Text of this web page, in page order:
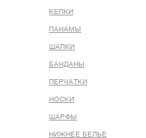
КЕПКИ
ПАНАМЫ
ШАПКИ
БАНДАНЫ
ПЕРЧАТКИ
НОСКИ
ШАРФЫ
НИЖНЕЕ БЕЛЬЕ